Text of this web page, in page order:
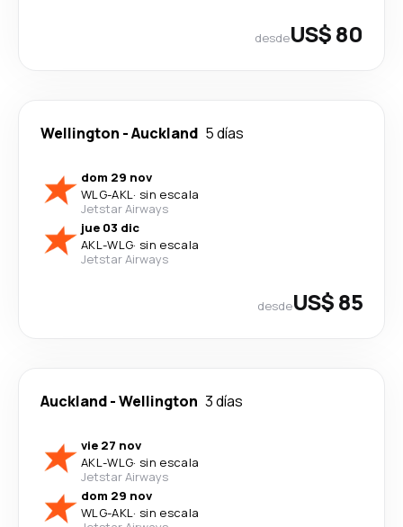
desdeUS$ 80
Wellington -Auckland 5 días
dom 29 nov
WLG-AKL· sin escala
Jetstar Airways
jue 03 dic
AKL-WLG· sin escala
Jetstar Airways
desdeUS$ 85
Auckland-Wellington 3 días
vie 27 nov
AKL-WLG· sin escala
Jetstar Airways
dom 29 nov
WLG-AKL· sin escala